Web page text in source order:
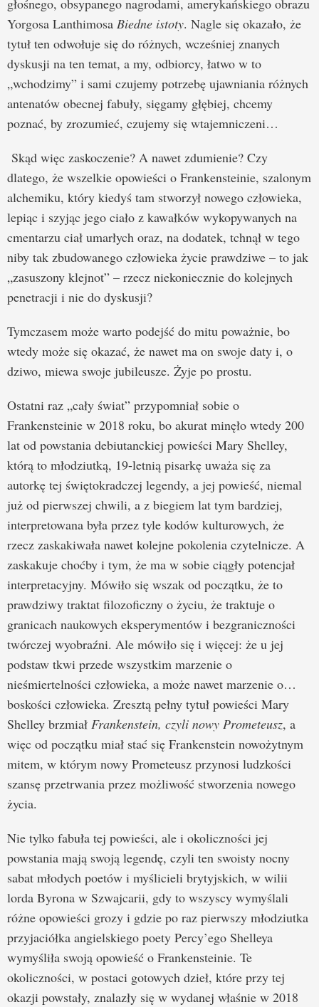
głośnego, obsypanego nagrodami, amerykańskiego obrazu
Yorgosa Lanthimosa Biedne istoty. Nagle się okazało, że
tytuł ten odwołuje się do różnych, wcześniej znanych
dyskusji na ten temat, a my, odbiorcy, łatwo w to
„wchodzimy” i sami czujemy potrzebę ujawniania różnych
antenatów obecnej fabuły, sięgamy głębiej, chcemy
poznać, by zrozumieć, czujemy się wtajemniczeni…
Skąd więc zaskoczenie? A nawet zdumienie? Czy
dlatego, że wszelkie opowieści o Frankensteinie, szalonym
alchemiku, który kiedyś tam stworzył nowego człowieka,
lepiąc i szyjąc jego ciało z kawałków wykopywanych na
cmentarzu ciał umarłych oraz, na dodatek, tchnął w tego
niby tak zbudowanego człowieka życie prawdziwe – to jak
„zasuszony klejnot” – rzecz niekoniecznie do kolejnych
penetracji i nie do dyskusji?
Tymczasem może warto podejść do mitu poważnie, bo
wtedy może się okazać, że nawet ma on swoje daty i, o
dziwo, miewa swoje jubileusze. Żyje po prostu.
Ostatni raz „cały świat” przypomniał sobie o
Frankensteinie w 2018 roku, bo akurat minęło wtedy 200
lat od powstania debiutanckiej powieści Mary Shelley,
którą to młodziutką, 19-letnią pisarkę uważa się za
autorkę tej świętokradczej legendy, a jej powieść, niemal
już od pierwszej chwili, a z biegiem lat tym bardziej,
interpretowana była przez tyle kodów kulturowych, że
rzecz zaskakiwała nawet kolejne pokolenia czytelnicze. A
zaskakuje choćby i tym, że ma w sobie ciągły potencjał
interpretacyjny. Mówiło się wszak od początku, że to
prawdziwy traktat filozoficzny o życiu, że traktuje o
granicach naukowych eksperymentów i bezgraniczności
twórczej wyobraźni. Ale mówiło się i więcej: że u jej
podstaw tkwi przede wszystkim marzenie o
nieśmiertelności człowieka, a może nawet marzenie o…
boskości człowieka. Zresztą pełny tytuł powieści Mary
Shelley brzmiał Frankenstein, czyli nowy Prometeusz, a
więc od początku miał stać się Frankenstein nowożytnym
mitem, w którym nowy Prometeusz przynosi ludzkości
szansę przetrwania przez możliwość stworzenia nowego
życia.
Nie tylko fabuła tej powieści, ale i okoliczności jej
powstania mają swoją legendę, czyli ten swoisty nocny
sabat młodych poetów i myślicieli brytyjskich, w wilii
lorda Byrona w Szwajcarii, gdy to wszyscy wymyślali
różne opowieści grozy i gdzie po raz pierwszy młodziutka
przyjaciółka angielskiego poety Percy’ego Shelleya
wymyśliła swoją opowieść o Frankensteinie. Te
okoliczności, w postaci gotowych dzieł, które przy tej
okazji powstały, znalazły się w wydanej właśnie w 2018